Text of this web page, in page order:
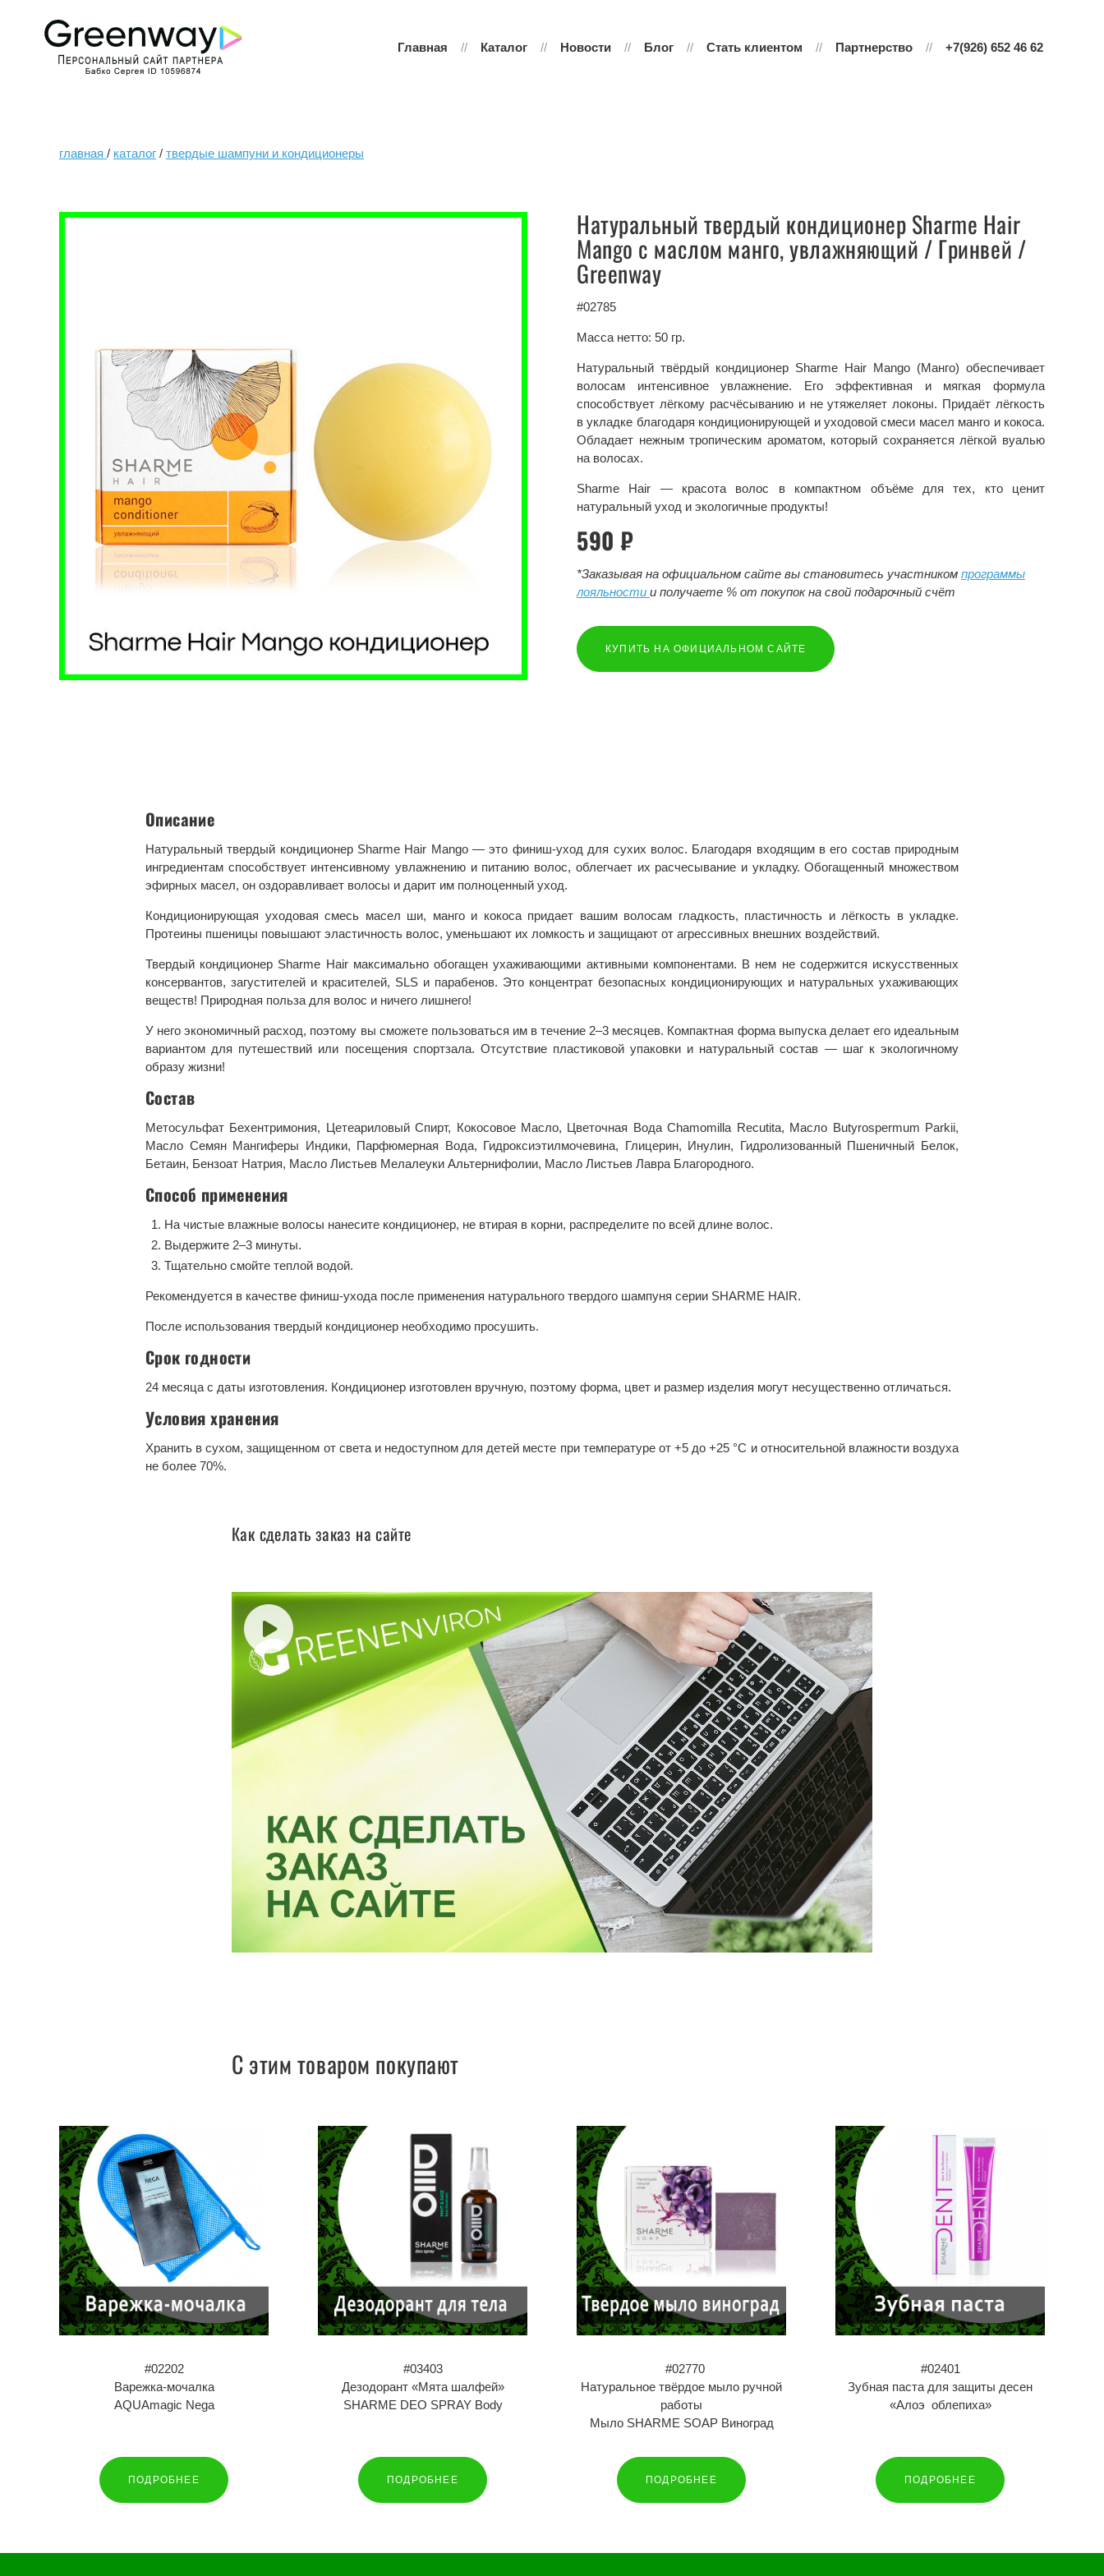
Главная Каталог Новости Блог Стать клиентом Партнерство +7(926) 652 46 62
главная / каталог / твердые шампуни и кондиционеры
Натуральный твердый кондиционер Sharme Hair
Mango с маслом манго, увлажняющий / Гринвей /
Greenway
#02785
Масса нетто: 50 гр.
Натуральный твёрдый кондиционер Sharme Hair Mango (Манго) обеспечивает
волосам интенсивное увлажнение. Его эффективная и мягкая формула
способствует лёгкому расчёсыванию и не утяжеляет локоны. Придаёт лёгкость
в укладке благодаря кондиционирующей и уходовой смеси масел манго и кокоса.
Обладает нежным тропическим ароматом, который сохраняется лёгкой вуалью
на волосах.
Sharme Hair — красота волос в компактном объёме для тех, кто ценит
натуральный уход и экологичные продукты!
590 ₽
*Заказывая на официальном сайте вы становитесь участником программы
лояльности и получаете % от покупок на свой подарочный счёт
КУПИТЬ НА ОФИЦИАЛЬНОМ САЙТЕ
Описание
Натуральный твердый кондиционер Sharme Hair Mango — это финиш-уход для сухих волос. Благодаря входящим в его состав природным
ингредиентам способствует интенсивному увлажнению и питанию волос, облегчает их расчесывание и укладку. Обогащенный множеством
эфирных масел, он оздоравливает волосы и дарит им полноценный уход.
Кондиционирующая уходовая смесь масел ши, манго и кокоса придает вашим волосам гладкость, пластичность и лёгкость в укладке.
Протеины пшеницы повышают эластичность волос, уменьшают их ломкость и защищают от агрессивных внешних воздействий.
Твердый кондиционер Sharme Hair максимально обогащен ухаживающими активными компонентами. В нем не содержится искусственных
консервантов, загустителей и красителей, SLS и парабенов. Это концентрат безопасных кондиционирующих и натуральных ухаживающих
веществ! Природная польза для волос и ничего лишнего!
У него экономичный расход, поэтому вы сможете пользоваться им в течение 2–3 месяцев. Компактная форма выпуска делает его идеальным
вариантом для путешествий или посещения спортзала. Отсутствие пластиковой упаковки и натуральный состав — шаг к экологичному
образу жизни!
Состав
Метосульфат Бехентримония, Цетеариловый Спирт, Кокосовое Масло, Цветочная Вода Chamomilla Recutita, Масло Butyrospermum Parkii,
Масло Семян Мангиферы Индики, Парфюмерная Вода, Гидроксиэтилмочевина, Глицерин, Инулин, Гидролизованный Пшеничный Белок,
Бетаин, Бензоат Натрия, Масло Листьев Мелалеуки Альтернифолии, Масло Листьев Лавра Благородного.
Способ применения
На чистые влажные волосы нанесите кондиционер, не втирая в корни, распределите по всей длине волос.
Выдержите 2–3 минуты.
Тщательно смойте теплой водой.
Рекомендуется в качестве финиш-ухода после применения натурального твердого шампуня серии SHARME HAIR.
После использования твердый кондиционер необходимо просушить.
Срок годности
24 месяца с даты изготовления. Кондиционер изготовлен вручную, поэтому форма, цвет и размер изделия могут несущественно отличаться.
Условия хранения
Хранить в сухом, защищенном от света и недоступном для детей месте при температуре от +5 до +25 °С и относительной влажности воздуха
не более 70%.
Как сделать заказ на сайте
С этим товаром покупают
#02202
Варежка-мочалка
AQUAmagic Nega
ПОДРОБНЕЕ
#03403
Дезодорант «Мята шалфей»
SHARME DEO SPRAY Body
ПОДРОБНЕЕ
#02770
Натуральное твёрдое мыло ручной
работы
Мыло SHARME SOAP Виноград
ПОДРОБНЕЕ
#02401
Зубная паста для защиты десен
«Алоэ облепиха»
ПОДРОБНЕЕ